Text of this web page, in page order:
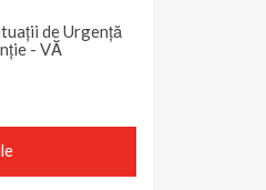
de Urgență
- VĂ